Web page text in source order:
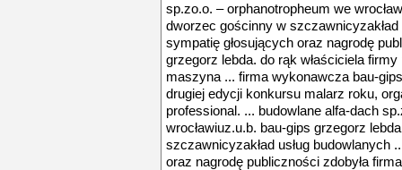
sp.zo.o. – orphanotropheum we
dworzec gościnny w szczawnicyzakład
sympatię głosujących oraz nagrodę
grzegorz lebda. do rąk właściciela firmy
maszyna ... firma wykonawcza bau-
drugiej edycji konkursu malarz roku,
professional. ... budowlane alfa-dach
wrocławiuz.u.b. bau-gips grzegorz
szczawnicyzakład usług budowlanych
oraz nagrodę publiczności zdobyła